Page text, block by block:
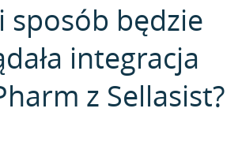
sposób będzie
integracja
z Sellasist?